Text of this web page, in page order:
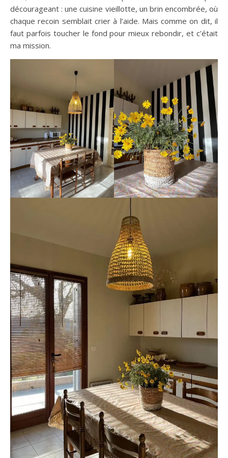
décourageant : une cuisine vieillotte, un brin encombrée, où
chaque recoin semblait crier à l’aide. Mais comme on dit, il
faut parfois toucher le fond pour mieux rebondir, et c’était
ma mission.